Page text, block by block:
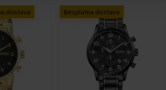
dostava Besplatna dostava